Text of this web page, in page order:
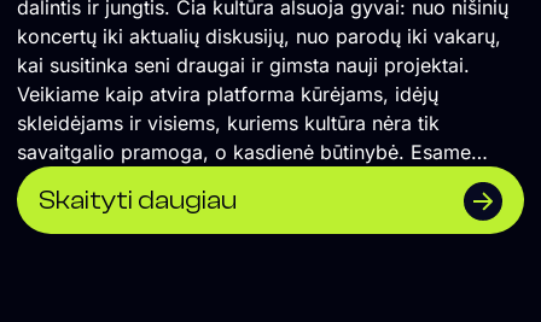
dalintis ir jungtis. Čia kultūra alsuoja gyvai: nuo nišinių
koncertų iki aktualių diskusijų, nuo parodų iki vakarų,
kai susitinka seni draugai ir gimsta nauji projektai.
Veikiame kaip atvira platforma kūrėjams, idėjų
skleidėjams ir visiems, kuriems kultūra nėra tik
savaitgalio pramoga, o kasdienė būtinybė. Esame
Vilniaus širdyje, bet žvelgiame plačiai – į šiuolaikinę
sceną, į ateities formas, į bendruomenę, kuri kuria
kartu. Ką veikiame? – Rengiame gyvos muzikos
Skaityti daugiau